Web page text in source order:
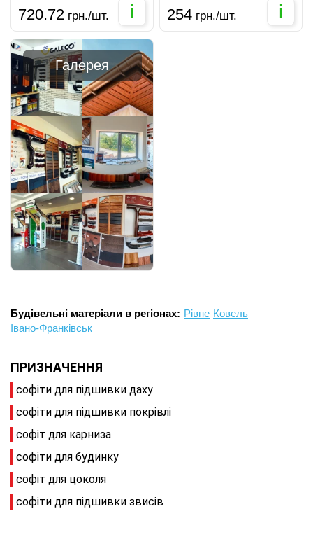
720.72 грн./шт. i 254 грн./шт. i
Галерея
Будівельні матеріали в регіонах: Рівне Ковель
Івано-Франківськ
ПРИЗНАЧЕННЯ
софіти для підшивки даху
софіти для підшивки покрівлі
софіт для карниза
софіти для будинку
софіт для цоколя
софіти для підшивки звисів